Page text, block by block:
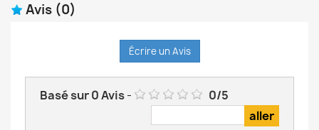
Avis (0)
Écrire un Avis
Basé sur0Avis- 0/5